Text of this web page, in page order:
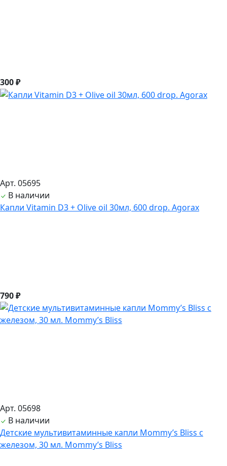
300 ₽
Арт. 05695
В наличии
Капли Vitamin D3 + Olive oil 30мл, 600 drop. Agorax
790 ₽
Арт. 05698
В наличии
Детские мультивитаминные капли Mommy’s Bliss с
железом, 30 мл. Mommy’s Bliss